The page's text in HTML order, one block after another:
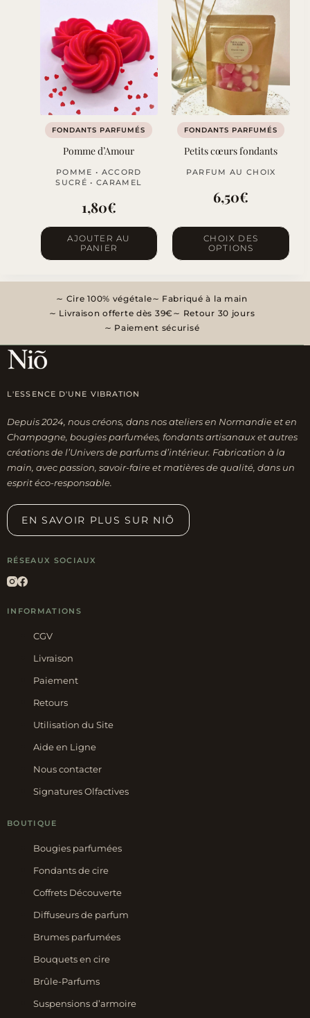
FONDANTS PARFUMÉS
Pomme d’Amour
POMME • ACCORD
SUCRÉ • CARAMEL
1,80€
AJOUTER AU
PANIER
FONDANTS PARFUMÉS
Petits cœurs fondants
PARFUM AU CHOIX
6,50€
CHOIX DES
OPTIONS
Ce
produit
variations.
options
la
page
du
Cire 100% végétale
Fabriqué à la main
Livraison offerte dès 39€
Retour 30 jours
Paiement sécurisé
L'ESSENCE D'UNE VIBRATION
Depuis 2024, nous créons, dans nos ateliers en Normandie et en
Champagne, bougies parfumées, fondants artisanaux et autres
créations de l’Univers de parfums d’intérieur. Fabrication à la
main, avec passion, savoir-faire et matières de qualité, dans un
esprit éco-responsable.
EN SAVOIR PLUS SUR NIÕ
RÉSEAUX SOCIAUX
INFORMATIONS
CGV
Livraison
Paiement
Retours
Utilisation du Site
Aide en Ligne
Nous contacter
Signatures Olfactives
BOUTIQUE
Bougies parfumées
Fondants de cire
Coffrets Découverte
Diffuseurs de parfum
Brumes parfumées
Bouquets en cire
Brûle-Parfums
Suspensions d’armoire